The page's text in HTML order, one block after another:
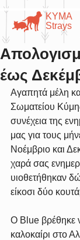
​​ΚΥΜΑ
​Strays
έως
Αγαπητά μέλη
Σωματείου
συνέχεια της
μας για τους
Νοέμβριο και
χαρά σας
υιοθετήθηκαν
είκοσι δύο
Ο Blue βρέθηκε
καλοκαίρι στο